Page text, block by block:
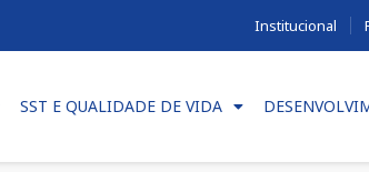
Institucional
SST E QUALIDADE DE VIDA